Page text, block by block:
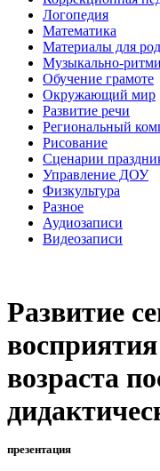
Логопедия
Математика
Материалы для
Музыкально-
Обучение грамоте
Окружающий мир
Развитие речи
Региональный
Рисование
Сценарии
Управление ДОУ
Физкультура
Разное
Аудиозаписи
Видеозаписи
Развитие
возраста
презентация